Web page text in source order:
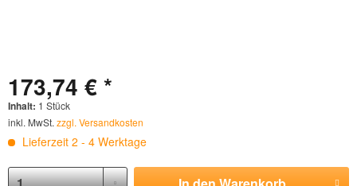
173,74 € *
Inhalt: 1 Stück
inkl. MwSt. zzgl. Versandkosten
Lieferzeit 2 - 4 Werktage